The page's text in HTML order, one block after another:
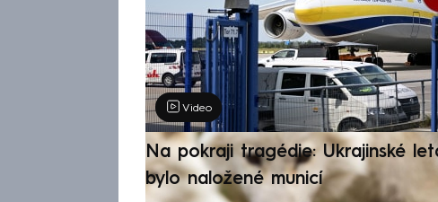
Video
Na pokraji tragédie: Ukrajinské
bylo naložené municí